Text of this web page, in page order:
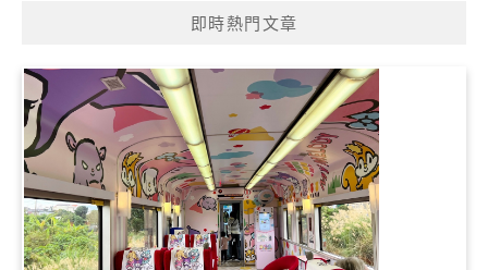
即時熱門文章